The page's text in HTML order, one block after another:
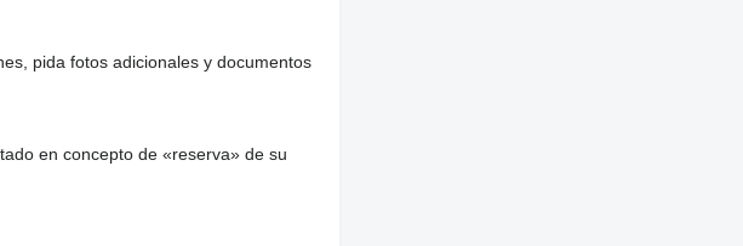
pida fotos adicionales y documentos
en concepto de «reserva» de su